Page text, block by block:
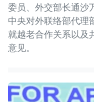
委员、外交部长通沙
中央对外联络部代理
就越老合作关系以及
意见。